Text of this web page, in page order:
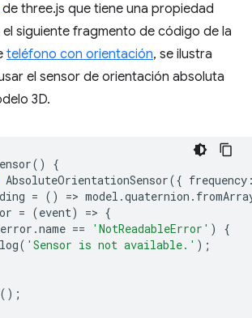
de three.js que tiene una propiedad
el siguiente fragmento de código de la
teléfono con orientación, se ilustra
el sensor de orientación absoluta
3D.
()
{
AbsoluteOrientationSensor({ frequency
= () => model .quaternion .
= (event) => {
error .name == 'NotReadableError' )
{
log( 'Sensor is not available.' );
();